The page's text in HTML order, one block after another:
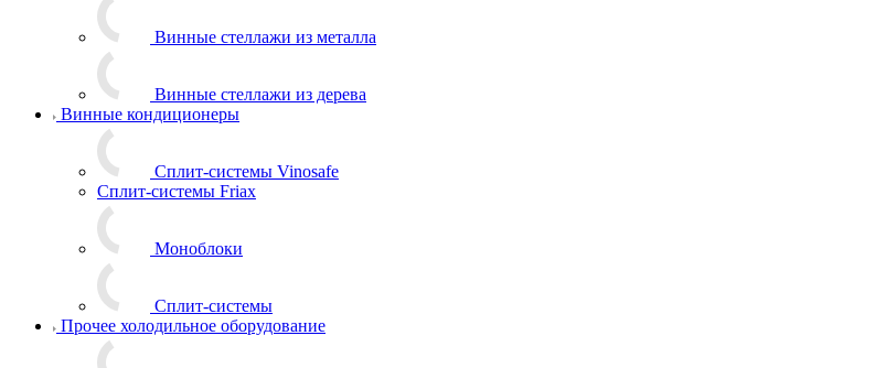
Винные стеллажи из металла
Винные стеллажи из дерева
Винные кондиционеры
Сплит-системы Vinosafe
Сплит-системы Friax
Моноблоки
Сплит-системы
Прочее холодильное оборудование